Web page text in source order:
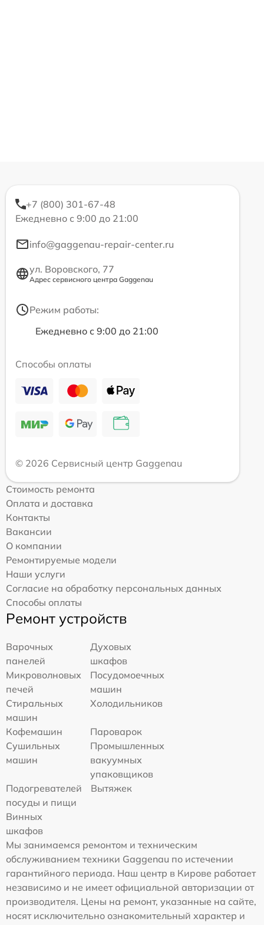
+7 (800) 301-67-48
Ежедневно с 9:00 до 21:00
info@gaggenau-repair-center.ru
ул. Воровского, 77
Адрес сервисного центра Gaggenau
Режим работы:
Ежедневно с 9:00 до 21:00
Способы оплаты
© 2026 Сервисный центр Gaggenau
Стоимость ремонта
Оплата и доставка
Контакты
Вакансии
О компании
Ремонтируемые модели
Наши услуги
Согласие на обработку персональных данных
Способы оплаты
Ремонт устройств
Варочных
панелей
Духовых
шкафов
Микроволновых
печей
Посудомоечных
машин
Стиральных
машин
Холодильников
Кофемашин
Пароварок
Сушильных
машин
Промышленных
вакуумных
упаковщиков
Подогревателей
посуды и пищи
Вытяжек
Винных
шкафов
Мы занимаемся ремонтом и техническим
обслуживанием техники Gaggenau по истечении
гарантийного периода. Наш центр в Кирове работает
независимо и не имеет официальной авторизации от
производителя. Цены на ремонт, указанные на сайте,
носят исключительно ознакомительный характер и